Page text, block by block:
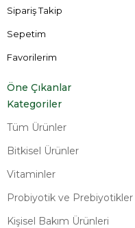
Sipariş Takip
Sepetim
Favorilerim
Öne Çıkanlar
Kategoriler
Tüm Ürünler
Bitkisel Ürünler
Vitaminler
Probiyotik ve Prebiyotikler
Kişisel Bakım Ürünleri